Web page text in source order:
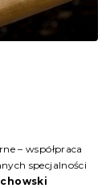
– współpraca
specjalności